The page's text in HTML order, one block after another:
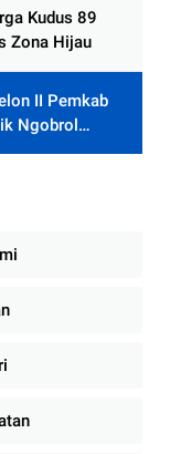
Kudus 89
Zona Hijau
II Pemkab
Ngobrol
Wanitanya